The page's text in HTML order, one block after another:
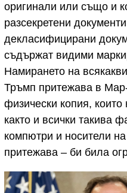
оригинали или също и
разсекретени
декласифицирани
съдържат видими
Намирането на
Тръмп притежава в
физически копия, които
както и всички такива
компютри и носители
притежава – би била